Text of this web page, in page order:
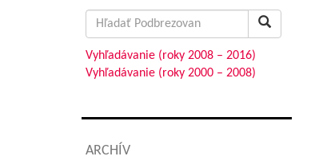
Search
for:
Vyhľadávanie (roky 2008 – 2016)
Vyhľadávanie (roky 2000 – 2008)
ARCHÍV